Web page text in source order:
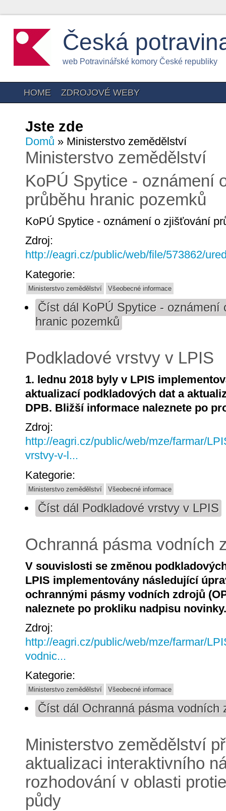
Česká
web Potravinářské komory České republiky
HOME ZDROJOVÉ WEBY
Jste zde
Domů » Ministerstvo zemědělství
Ministerstvo zemědělství
KoPÚ Spytice - oznámení
průběhu hranic pozemků
KoPÚ Spytice - oznámení o zjišťování
Zdroj:
http://eagri.cz/public/web/file/573862/
Kategorie:
Ministerstvo zemědělství Všeobecné informace
Číst dál KoPÚ Spytice - oznámení
hranic pozemků
Podkladové vrstvy v LPIS
1. lednu 2018 byly v LPIS
aktualizací podkladových dat a
DPB. Bližší informace naleznete po
Zdroj:
http://eagri.cz/public/web/mze/farmar/
vrstvy-v-l...
Kategorie:
Ministerstvo zemědělství Všeobecné informace
Číst dál Podkladové vrstvy v LPIS
Ochranná pásma vodních
V souvislosti se změnou
LPIS implementovány následující
ochrannými pásmy vodních zdrojů
naleznete po prokliku nadpisu novinky.
Zdroj:
http://eagri.cz/public/web/mze/farmar/
vodnic...
Kategorie:
Ministerstvo zemědělství Všeobecné informace
Číst dál Ochranná pásma vodních
Ministerstvo zemědělství
aktualizaci interaktivního
rozhodování v oblasti
půdy